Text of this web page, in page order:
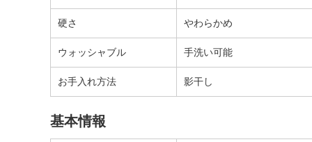
硬さ やわらかめ
ウォッシャブル 手洗い可能
お手入れ方法 影干し
基本情報